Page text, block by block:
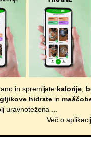
in spremljate kalorije,
hidrate in
uravnotežena ...
Več o